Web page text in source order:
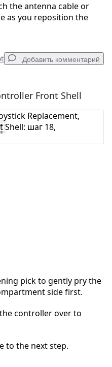
the antenna cable or
as you reposition the
Добавить комментарий
Front Shell
pick to gently pry the
side first.
controller over to
to the next step.